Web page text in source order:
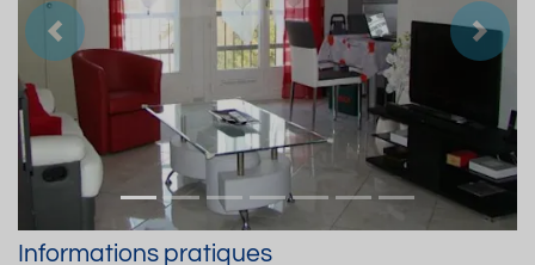
Précedent
Informations pratiques